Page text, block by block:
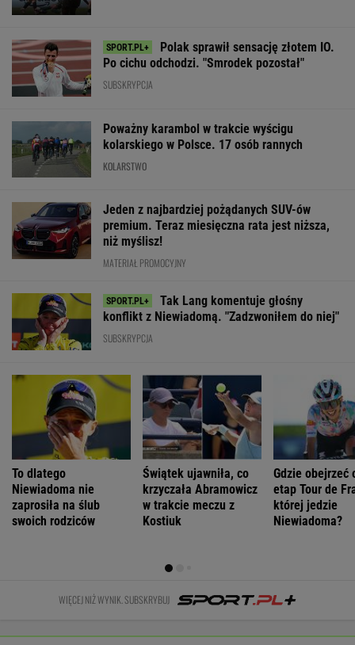
Polak sprawił sensację złotem IO.
Po cichu odchodzi. "Smrodek pozostał"
SUBSKRYPCJA
Poważny karambol w trakcie wyścigu
kolarskiego w Polsce. 17 osób rannych
KOLARSTWO
Jeden z najbardziej pożądanych SUV-ów
premium. Teraz miesięczna rata jest niższa,
niż myślisz!
MATERIAŁ PROMOCYJNY
Tak Lang komentuje głośny
konflikt z Niewiadomą. "Zadzwoniłem do niej"
SUBSKRYPCJA
To dlatego
Niewiadoma nie
zaprosiła na ślub
swoich rodziców
Świątek ujawniła, co
krzyczała Abramowicz
w trakcie meczu z
Kostiuk
Gdzie obejrzeć
etap Tour de
której jedzie
Niewiadoma?
WIĘCEJ NIŻ WYNIK. SUBSKRYBUJ